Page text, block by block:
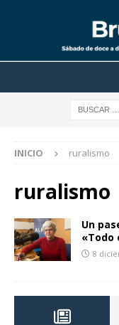
INICIO ruralismo
ruralismo
Un
«Todo
8